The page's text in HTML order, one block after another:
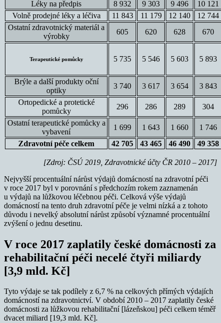
Léky na předpis 8 932 9 303 9 496
10 121
Volně prodejné léky a léčiva
11 843 11 179 12 140
12 744
Ostatní zdravotnický materiál a
výrobky
605 620 628 670
Terapeutické pomůcky 5 735 5 546 5 603 5 893
Brýle a další produkty oční
optiky
3 740 3 617 3 654
3 843
Ortopedické a protetické
pomůcky
296 286 289
304
Ostatní terapeutické pomůcky a
vybavení
1 699 1 643 1 660
1 746
Zdravotní péče celkem
42 705 43 465 46 490 49 358
[Zdroj: ČSÚ 2019, Zdravotnické účty ČR 2010 – 2017]
Nejvyšší procentuální nárůst výdajů domácností na zdravotní péči
v roce 2017 byl v porovnání s předchozím rokem zaznamenán
u výdajů na lůžkovou léčebnou péči. Celková výše výdajů
domácností na tento druh zdravotní péče je velmi nízká a z tohoto
důvodu i nevelký absolutní nárůst způsobí významné procentuální
zvýšení o jednu desetinu.
V roce 2017 zaplatily české domácnosti za
rehabilitační péči necelé čtyři miliardy
[3,9 mld. Kč]
Tyto výdaje se tak podílely z 6,7 % na celkových přímých výdajích
domácností na zdravotnictví. V období 2010 – 2017 zaplatily české
domácnosti za lůžkovou rehabilitační [lázeňskou] péči celkem téměř
dvacet miliard [19,3 mld. Kč].